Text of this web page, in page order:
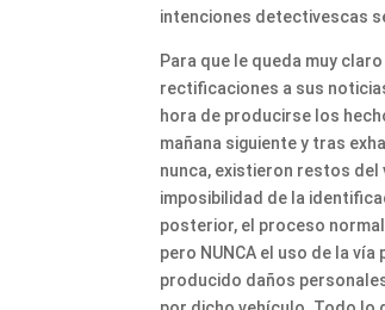
intenciones detectivescas
Para que le queda muy
rectificaciones a sus
hora de producirse los
mañana siguiente y tras
nunca, existieron restos del
imposibilidad de la
posterior, el proceso
pero NUNCA el uso de la
producido daños